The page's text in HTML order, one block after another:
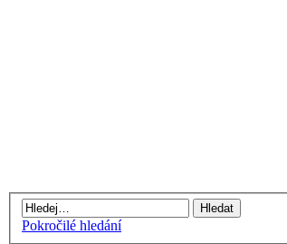
Pokročilé hledání